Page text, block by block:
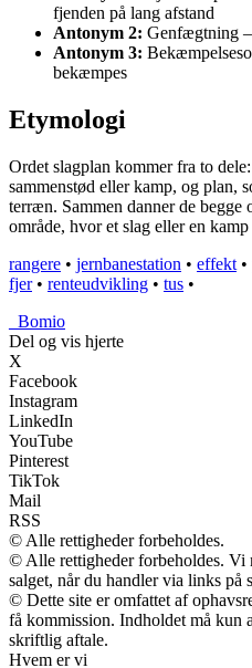
fjenden på lang afstand
Antonym 2: Genfægtning –
Antonym 3:
bekæmpes
Etymologi
Ordet slagplan kommer fra to
sammenstød eller kamp, og plan,
terræn. Sammen danner de begge
område, hvor et slag eller en
rangere • jernbanestation • effekt •
fjer• renteudvikling • tus •
Bomio
Del og vis hjerte
X
Facebook
Instagram
LinkedIn
YouTube
Pinterest
TikTok
Mail
RSS
© Alle rettigheder forbeholdes.
© Alle rettigheder forbeholdes. Vi
salget, når du handler via links på
© Dette site er omfattet af
få kommission. Indholdet må kun
skriftlig aftale.
Hvem er vi